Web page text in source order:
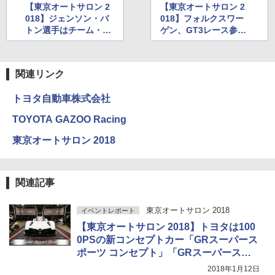
【東京オートサロン 2
018】ジェンソン・バ
トン選手はチーム・ク
ニミツからSUPER GT
表会
【東京オートサロン 2
018】フォルクスワー
ゲン、GT3レース参戦
スタイルのパサートや
関連リンク
トヨタ自動車株式会社
TOYOTA GAZOO Racing
東京オートサロン 2018
関連記事
イベントレポート 東京オートサロン 2018
【東京オートサロン 2018】トヨタは100
0PSの新コンセプトカー「GRスーパース
ポーツ コンセプト」「GRスーパースポ
2018年1月12日